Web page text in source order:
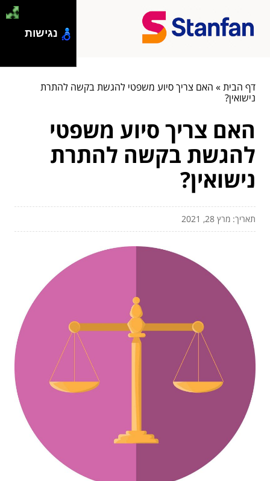
דף הבית» האם צריך סיוע משפטי להגשת בקשה להתרת
נישואין?
האם צריך סיוע משפטי
להגשת בקשה להתרת
נישואין?
תאריך: מרץ 28, 2021
נגישות